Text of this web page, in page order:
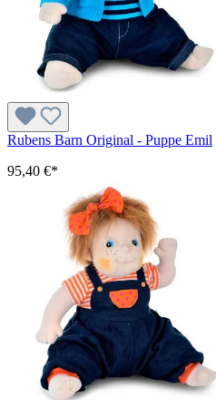
Rubens Barn Original - Puppe Emil
95,40 €*